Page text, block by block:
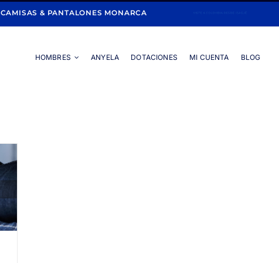
CAMISAS & PANTALONES MONARCA
HOMBRES ANYELA DOTACIONES MI CUENTA BLOG